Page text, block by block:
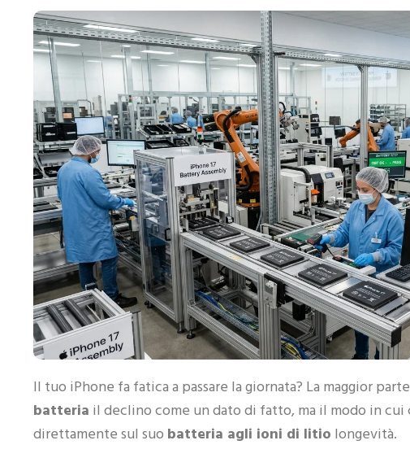
Il tuo iPhone fa fatica a passare la giornata? La maggior
batteria il declino come un dato di fatto, ma il modo in
direttamente sul suo batteria agli ioni di litio longevità.